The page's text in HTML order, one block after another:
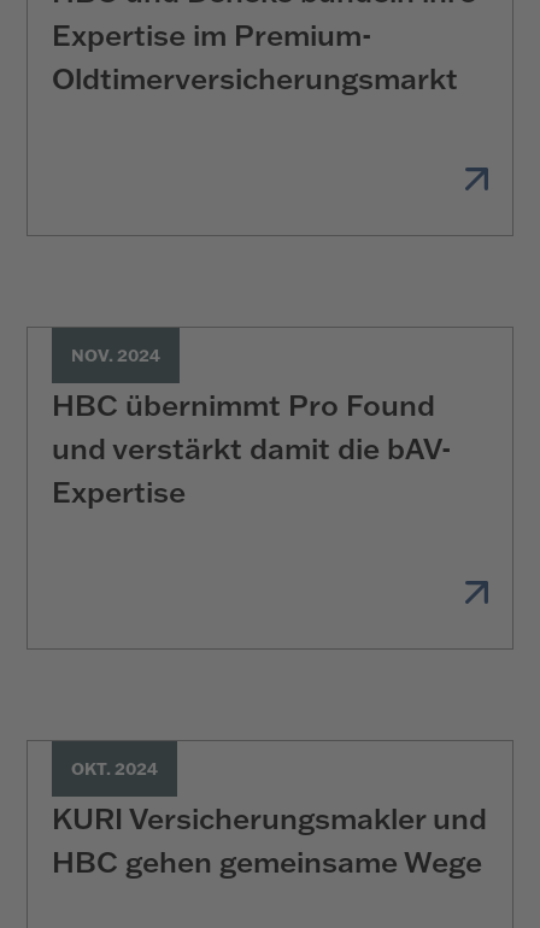
Expertise im Premium-
Oldtimerversicherungsmarkt
NOV. 2024
HBC übernimmt Pro Found
und verstärkt damit die bAV-
Expertise
OKT. 2024
KURI Ver­siche­rungs­mak­ler und
HBC gehen gemeinsame Wege